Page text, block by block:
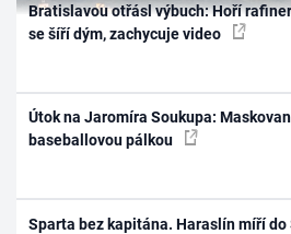
Bratislavou otřásl výbuch: Hoří
se šíří dým, zachycuje video
Útok na Jaromíra Soukupa:
baseballovou pálkou
Sparta bez kapitána. Haraslín míří do